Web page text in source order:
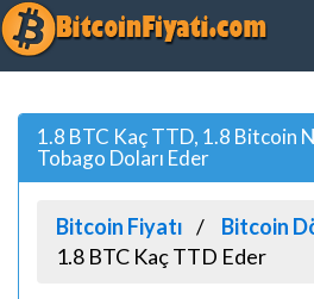
1.8 BTC Kaç TTD, 1.8 Bitcoin
Tobago Doları Eder
Bitcoin Fiyatı
Bitcoin
1.8 BTC Kaç TTD Eder